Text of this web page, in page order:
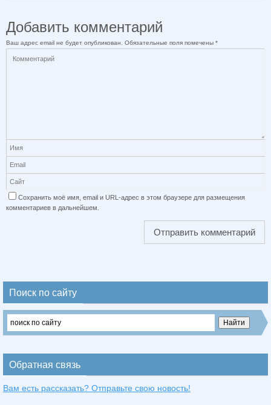
Добавить комментарий
Ваш адрес email не будет опубликован. Обязательные поля помечены *
Сохранить моё имя, email и URL-адрес в этом браузере для размещения
комментариев в дальнейшем.
Поиск по сайту
Обратная связь
Вам есть рассказать? Отправьте свою новость!